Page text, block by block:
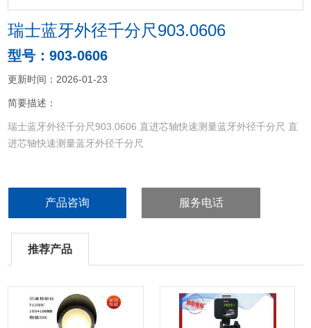
瑞士蓝牙外径千分尺903.0606
型号：903-0606
更新时间：2026-01-23
简要描述：
瑞士蓝牙外径千分尺903.0606 直进芯轴快速测量蓝⽛外径千分尺 直
进芯轴快速测量蓝⽛外径千分尺
 直径 6.5mm 钨钢测砧
 显示分辨率 0.001mm
产品咨询 服务电话
推荐产品